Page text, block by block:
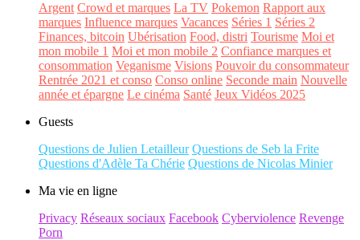
Argent Crowd et marques La TV Pokemon Rapport aux
marques Influence marques Vacances Séries 1 Séries 2
Finances, bitcoin Ubérisation Food, distri Tourisme Moi et
mon mobile 1 Moi et mon mobile 2 Confiance marques et
consommation Veganisme Visions Pouvoir du consommateur
Rentrée 2021 et conso Conso online Seconde main Nouvelle
année et épargne Le cinéma Santé Jeux Vidéos 2025
Guests
Questions de Julien Letailleur Questions de Seb la Frite
Questions d'Adèle Ta Chérie Questions de Nicolas Minier
Ma vie en ligne
Privacy Réseaux sociaux Facebook Cyberviolence Revenge
Porn